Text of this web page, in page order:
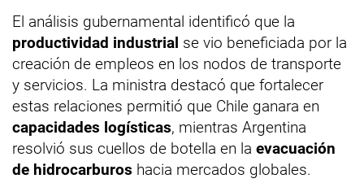
El análisis gubernamental identificó que la
productividad industrial se vio beneficiada por la
creación de empleos en los nodos de transporte
y servicios. La ministra destacó que fortalecer
estas relaciones permitió que Chile ganara en
capacidades logísticas, mientras Argentina
resolvió sus cuellos de botella en la evacuación
de hidrocarburos hacia mercados globales.